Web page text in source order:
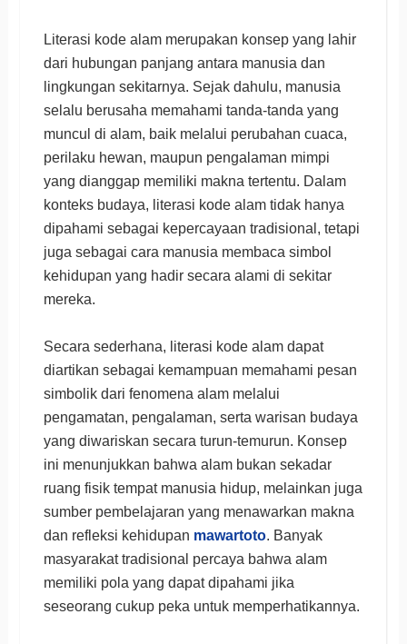
Literasi kode alam merupakan konsep yang lahir
dari hubungan panjang antara manusia dan
lingkungan sekitarnya. Sejak dahulu, manusia
selalu berusaha memahami tanda-tanda yang
muncul di alam, baik melalui perubahan cuaca,
perilaku hewan, maupun pengalaman mimpi
yang dianggap memiliki makna tertentu. Dalam
konteks budaya, literasi kode alam tidak hanya
dipahami sebagai kepercayaan tradisional, tetapi
juga sebagai cara manusia membaca simbol
kehidupan yang hadir secara alami di sekitar
mereka.
Secara sederhana, literasi kode alam dapat
diartikan sebagai kemampuan memahami pesan
simbolik dari fenomena alam melalui
pengamatan, pengalaman, serta warisan budaya
yang diwariskan secara turun-temurun. Konsep
ini menunjukkan bahwa alam bukan sekadar
ruang fisik tempat manusia hidup, melainkan juga
sumber pembelajaran yang menawarkan makna
dan refleksi kehidupan mawartoto. Banyak
masyarakat tradisional percaya bahwa alam
memiliki pola yang dapat dipahami jika
seseorang cukup peka untuk memperhatikannya.